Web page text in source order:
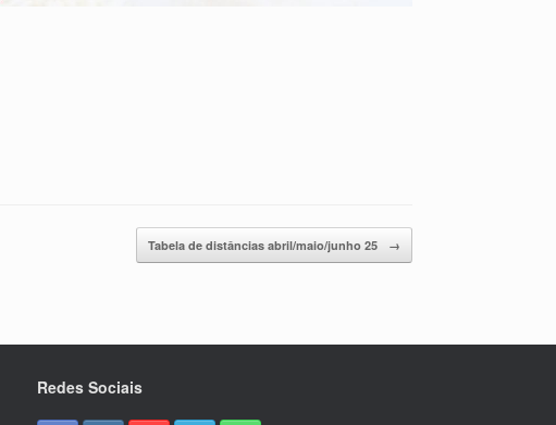
Tabela de distâncias abril/maio/junho 25 →
Redes Sociais